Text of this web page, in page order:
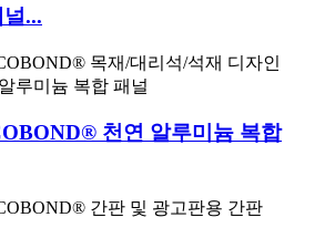
...
천연 알루미늄 복합